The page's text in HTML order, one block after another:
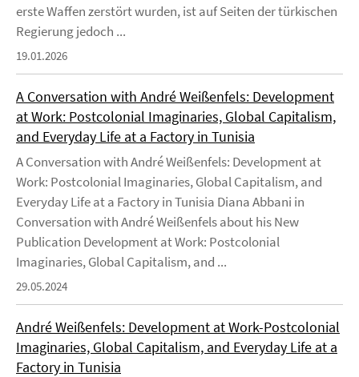
erste Waffen zerstört wurden, ist auf Seiten der türkischen
Regierung jedoch ...
19.01.2026
A Conversation with André Weißenfels: Development
at Work: Postcolonial Imaginaries, Global Capitalism,
and Everyday Life at a Factory in Tunisia
A Conversation with André Weißenfels: Development at
Work: Postcolonial Imaginaries, Global Capitalism, and
Everyday Life at a Factory in Tunisia Diana Abbani in
Conversation with André Weißenfels about his New
Publication Development at Work: Postcolonial
Imaginaries, Global Capitalism, and ...
29.05.2024
André Weißenfels: Development at Work-Postcolonial
Imaginaries, Global Capitalism, and Everyday Life at a
Factory in Tunisia